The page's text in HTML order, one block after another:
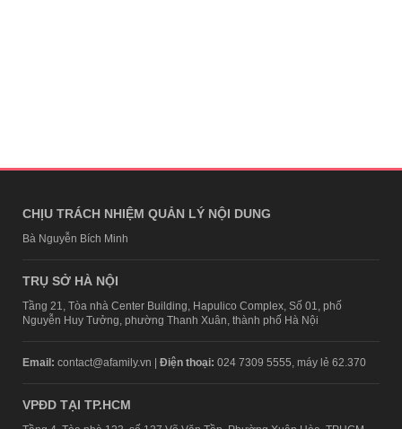
CHỊU TRÁCH NHIỆM QUẢN LÝ NỘI DUNG
Bà Nguyễn Bích Minh
TRỤ SỞ HÀ NỘI
Tầng 21, Tòa nhà Center Building, Hapulico Complex, Số 01, phố
Nguyễn Huy Tưởng, phường Thanh Xuân, thành phố Hà Nội
Email: contact@afamily.vn | Điện thoại: 024 7309 5555, máy lẻ 62.370
VPĐD TẠI TP.HCM